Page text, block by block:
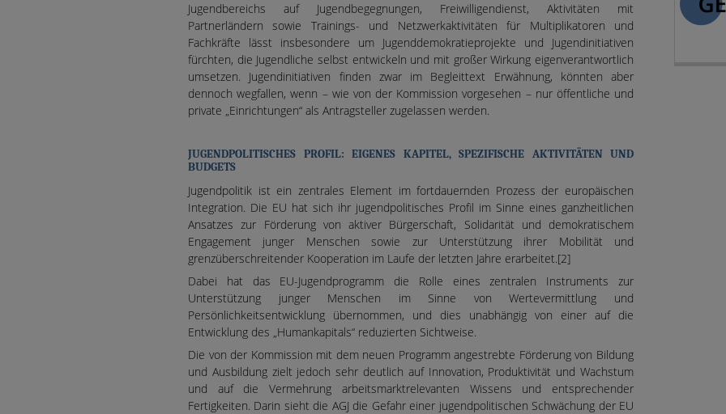
Jugendbereichs auf Jugendbegegnungen, Freiwilligendienst, Aktivitäten mit
Partnerländern sowie Trainings- und Netzwerkaktivitäten für Multiplikatoren und
Fachkräfte lässt insbesondere um Jugenddemokratieprojekte und Jugendinitiativen
fürchten, die Jugendliche selbst entwickeln und mit großer Wirkung eigenverantwortlich
umsetzen. Jugendinitiativen finden zwar im Begleittext Erwähnung, könnten aber
dennoch wegfallen, wenn – wie von der Kommission vorgesehen – nur öffentliche und
private „Einrichtungen“ als Antragsteller zugelassen werden.
JUGENDPOLITISCHES PROFIL: EIGENES KAPITEL, SPEZIFISCHE AKTIVITÄTEN UND
BUDGETS
Jugendpolitik ist ein zentrales Element im fortdauernden Prozess der europäischen
Integration. Die EU hat sich ihr jugendpolitisches Profil im Sinne eines ganzheitlichen
Ansatzes zur Förderung von aktiver Bürgerschaft, Solidarität und demokratischem
Engagement junger Menschen sowie zur Unterstützung ihrer Mobilität und
grenzüberschreitender Kooperation im Laufe der letzten Jahre erarbeitet.[2]
Dabei hat das EU-Jugendprogramm die Rolle eines zentralen Instruments zur
Unterstützung junger Menschen im Sinne von Wertevermittlung und
Persönlichkeitsentwicklung übernommen, und dies unabhängig von einer auf die
Entwicklung des „Humankapitals“ reduzierten Sichtweise.
Die von der Kommission mit dem neuen Programm angestrebte Förderung von Bildung
und Ausbildung zielt jedoch sehr deutlich auf Innovation, Produktivität und Wachstum
und auf die Vermehrung arbeitsmarktrelevanten Wissens und entsprechender
Fertigkeiten. Darin sieht die AGJ die Gefahr einer jugendpolitischen Schwächung der EU